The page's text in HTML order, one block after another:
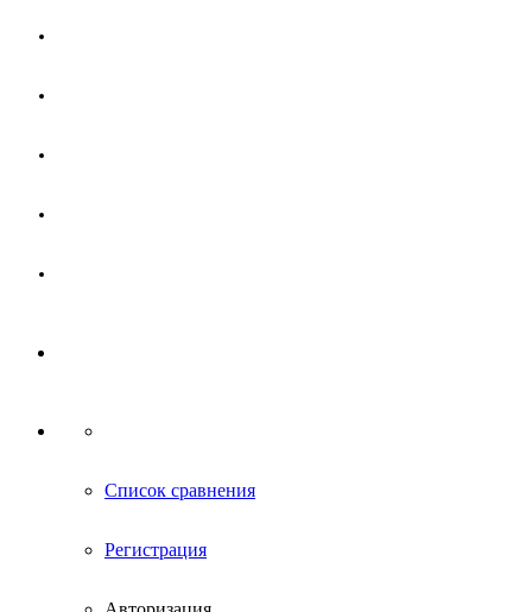
Список сравнения
Регистрация